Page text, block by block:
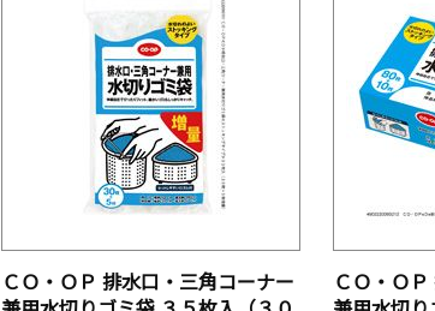
エビ養殖業改善プ
コープの洗剤環境
障害者ノルディッ
ＣＯ・ＯＰ 排水口・三角コーナー
ＣＯ・Ｏ